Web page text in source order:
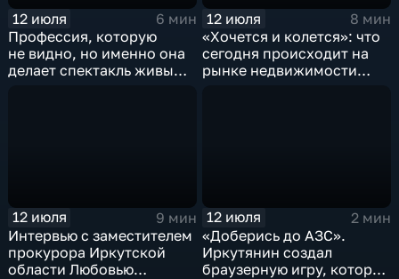
12 июля
6 мин
Профессия, которую
не видно, но именно она
делает спектакль живым.
12 июля
8 мин
«Хочется и колется»: что
сегодня происходит на
рынке недвижимости
12 июля
9 мин
Интервью с заместителем
прокурора Иркутской
области Любовью
12 июля
2 мин
«Доберись до АЗС».
Иркутянин создал
браузерную игру, которая